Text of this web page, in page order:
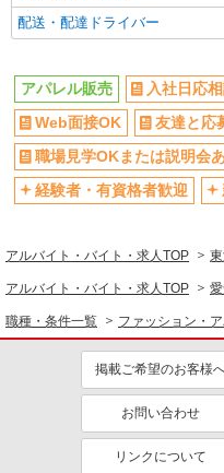
配送・配達ドライバー
アパレル販売 入社日応
Web面接OK
友達と応
職場見学OKまたは説明会
経験者・有資格者歓迎
アルバイト・バイト・求人TOP
アルバイト・バイト・求人TOP
職種・条件一覧 ファッション・
掲載ご希望のお客様
お問い合わせ
リンクについて